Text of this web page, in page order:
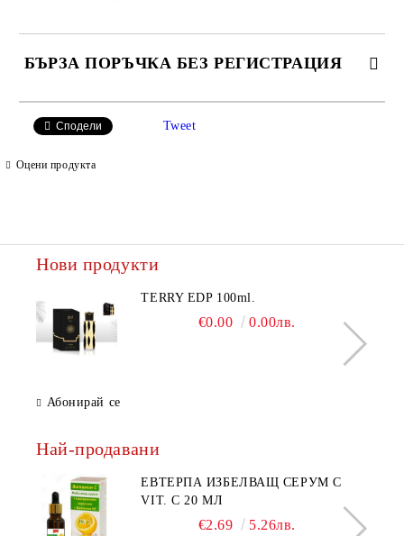
БЪРЗА ПОРЪЧКА БЕЗ РЕГИСТРАЦИЯ
Сподели Tweet
Оцени продукта
Нови продукти
TERRY EDP 100ml.
€0.00 0.00лв.
Абонирай се
Най-продавани
ЕВТЕРПА ИЗБЕЛВАЩ СЕРУМ С
VIT. C 20 МЛ
€2.69 5.26лв.